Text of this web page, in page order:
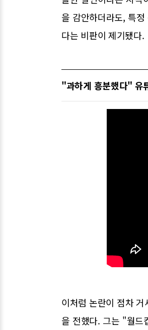
을 감안하더라도, 특
다는 비판이 제기됐다.
"과하게 흥분했다" 유
이처럼 논란이 점차
을 전했다. 그는 "월드